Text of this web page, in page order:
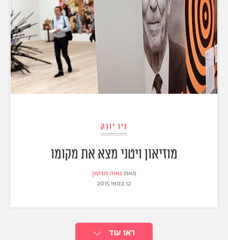
ניו יורק
מוזיאון ויטני מצא את מקומו
מאת נאוה מרטון
12 במאי 2015
ראו עוד